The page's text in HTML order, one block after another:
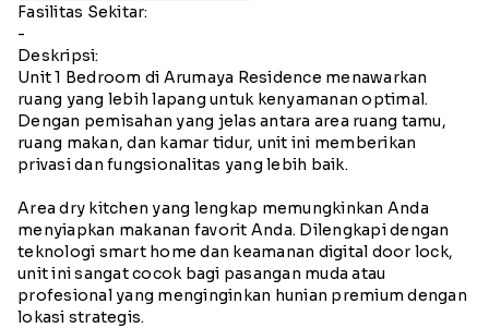
Fasilitas Sekitar:
-
Deskripsi:
Unit 1 Bedroom di Arumaya Residence menawarkan
ruang yang lebih lapang untuk kenyamanan optimal.
Dengan pemisahan yang jelas antara area ruang tamu,
ruang makan, dan kamar tidur, unit ini memberikan
privasi dan fungsionalitas yang lebih baik.
Area dry kitchen yang lengkap memungkinkan Anda
menyiapkan makanan favorit Anda. Dilengkapi dengan
teknologi smart home dan keamanan digital door lock,
unit ini sangat cocok bagi pasangan muda atau
profesional yang menginginkan hunian premium dengan
lokasi strategis.